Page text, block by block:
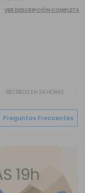
VER DESCRIPCIÓN COMPLETA
RECÍBELO EN 24 HORAS
Preguntas Frecuentes